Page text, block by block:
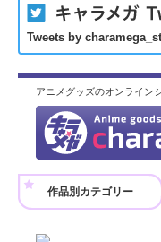
Tweets by
アニメグッズのオンライン
作品別カテゴリー